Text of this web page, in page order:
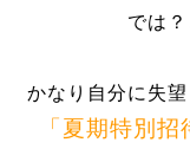
では
かなり自分に失
「夏期特別